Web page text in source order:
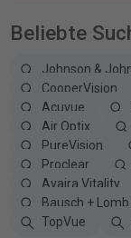
Beliebte
Johnson &
CooperVision
Acuvue
Air Optix
PureVision
Proclear
Avaira Vitality
Bausch + Lomb
TopVue